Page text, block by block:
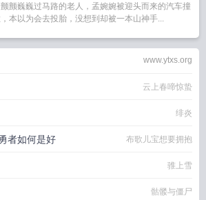
颤巍巍过马路的老人，孟婉婉被迎头而来的汽车撞
本以为会去投胎，没想到却被一本山神手...
www.ytxs.org
云上春啼惊蛰
绯炎
者如何是好 布歌儿宝想要拥抱
骓上雪
骷髅与僵尸